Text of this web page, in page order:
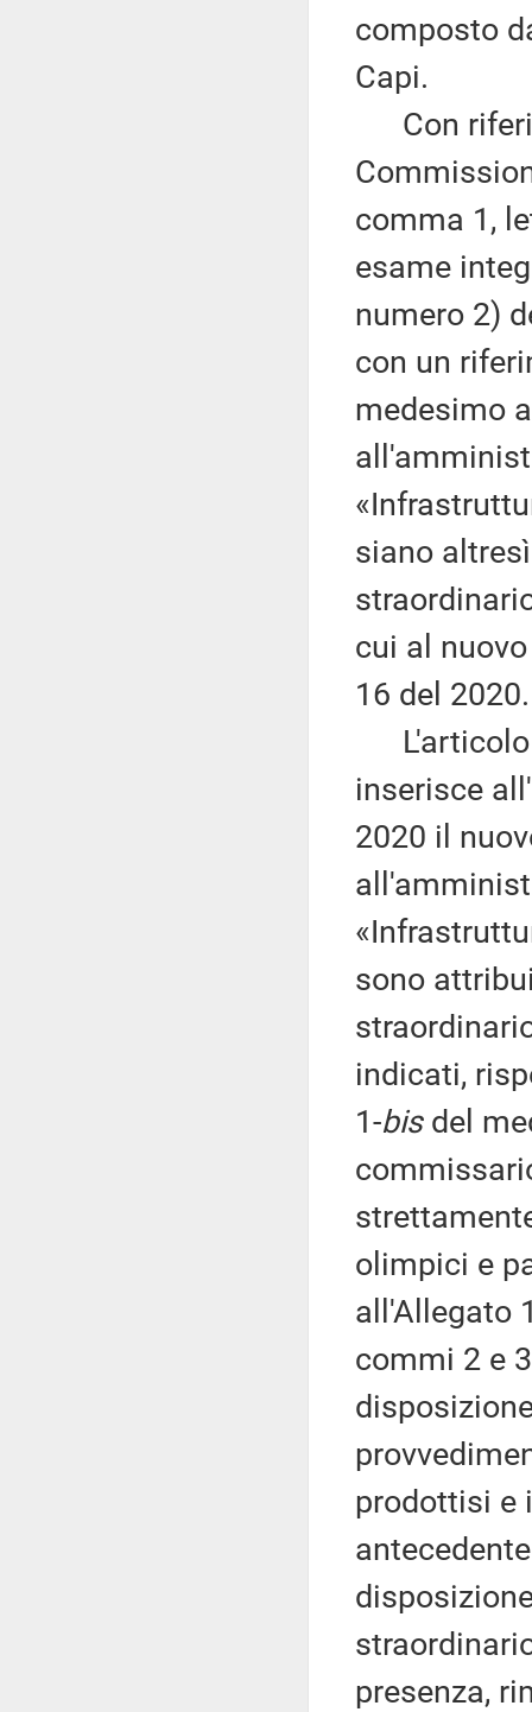
composto
Capi.
Con
comma 1,
esame
numero 2)
con un
medesimo
siano
cui al
16 del 2020.
L'articolo
inserisce
2020 il
sono
indicati,
1-bisdel
olimpici e
all'Allegato
commi 2 e
prodottisi e
presenza,